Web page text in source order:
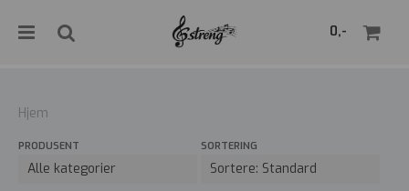
0,-
Hjem
PRODUSENT SORTERING